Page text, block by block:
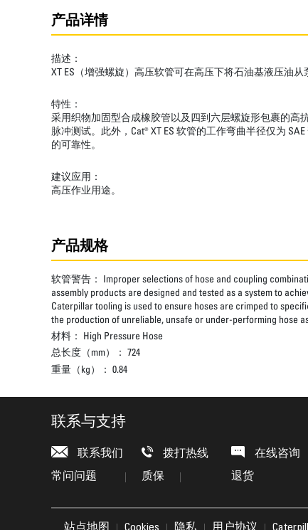
产品详情
描述：
XT ES（增强螺旋）高压软管可在高压下将石油基液压油从
特性：
采用织物加固型合成橡胶管以及四到六层螺旋形包裹的高
脉冲测试。此外，Cat® XT ES 软管的工作弯曲半径仅为
的可靠性。
建议应用：
高压作业用途。
产品规格
软管警告： Improper selections of hose and coupling
assembly products are designed and tested as a system to
Caterpillar tooling is used to ensure hoses are crimped to
the production of unreliable, unsafe or under-performing hose
材料： High Pressure Hose
总长度（mm）： 724
重量（kg）： 0.84
联系与支持
联系我们 拨打热线
在线咨询
常问问题
质保 退货
站点地图 Cookies 隐私 用户协议